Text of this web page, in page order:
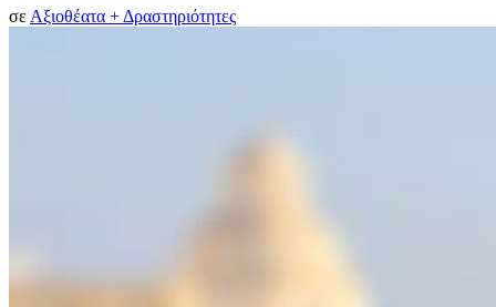
σε Αξιοθέατα + Δραστηριότητες